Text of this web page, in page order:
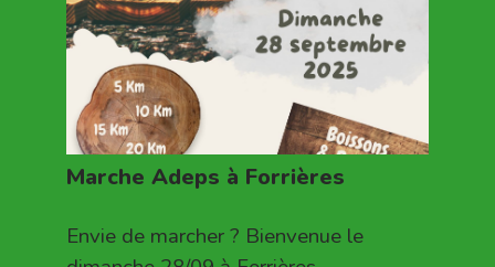
Marche Adeps à Forrières
Envie de marcher ? Bienvenue le